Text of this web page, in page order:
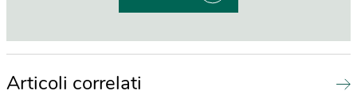
Articoli correlati